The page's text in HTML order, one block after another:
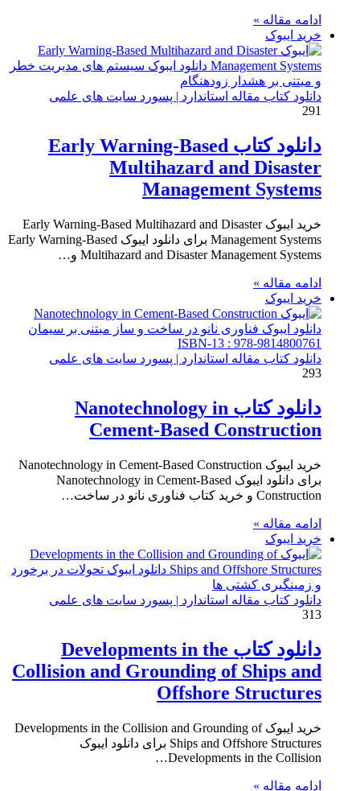
ادامه مقاله »
خرید ایبوک
دانلود کتاب مقاله استاندارد | پسورد سایت های علمی
291
دانلود کتاب Early Warning-Based
Multihazard and Disaster
Management Systems
خرید ایبوک Early Warning-Based Multihazard and Disaster
Management Systems برای دانلود ایبوک Early Warning-Based
Multihazard and Disaster Management Systems و…
ادامه مقاله »
خرید ایبوک
دانلود کتاب مقاله استاندارد | پسورد سایت های علمی
293
دانلود کتاب Nanotechnology in
Cement-Based Construction
خرید ایبوک Nanotechnology in Cement-Based Construction
برای دانلود ایبوک Nanotechnology in Cement-Based
Construction و خرید کتاب فناوری نانو در ساخت…
ادامه مقاله »
خرید ایبوک
دانلود کتاب مقاله استاندارد | پسورد سایت های علمی
313
دانلود کتاب Developments in the
Collision and Grounding of Ships and
Offshore Structures
خرید ایبوک Developments in the Collision and Grounding of
Ships and Offshore Structures برای دانلود ایبوک
Developments in the Collision…
ادامه مقاله »